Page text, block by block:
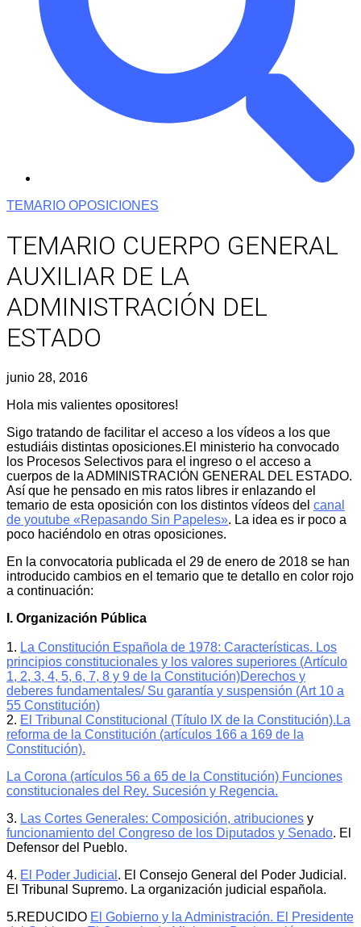
TEMARIO OPOSICIONES
TEMARIO CUERPO GENERAL
AUXILIAR DE LA
ADMINISTRACIÓN DEL
ESTADO
junio 28, 2016
Hola mis valientes opositores!
Sigo tratando de facilitar el acceso a los vídeos a los que
estudiáis distintas oposiciones.El ministerio ha convocado
los Procesos Selectivos para el ingreso o el acceso a
cuerpos de la ADMINISTRACIÓN GENERAL DEL ESTADO.
Así que he pensado en mis ratos libres ir enlazando el
temario de esta oposición con los distintos vídeos del canal
de youtube «Repasando Sin Papeles». La idea es ir poco a
poco haciéndolo en otras oposiciones.
En la convocatoria publicada el 29 de enero de 2018 se han
introducido cambios en el temario que te detallo en color rojo
a continuación:
I. Organización Pública
1. La Constitución Española de 1978: Características. Los
principios constitucionales y los valores superiores (Artículo
1, 2, 3, 4, 5, 6, 7, 8 y 9 de la Constitución)Derechos y
deberes fundamentales/ Su garantía y suspensión (Art 10 a
55 Constitución)
2. El Tribunal Constitucional (Título IX de la Constitución). La
reforma de la Constitución (artículos 166 a 169 de la
Constitución).
La Corona (artículos 56 a 65 de la Constitución) Funciones
constitucionales del Rey. Sucesión y Regencia.
3. Las Cortes Generales: Composición, atribuciones y
funcionamiento del Congreso de los Diputados y Senado. El
Defensor del Pueblo.
4. El Poder Judicial . El Consejo General del Poder Judicial.
El Tribunal Supremo. La organización judicial española.
5.REDUCIDO El Gobierno y la Administración. El Presidente